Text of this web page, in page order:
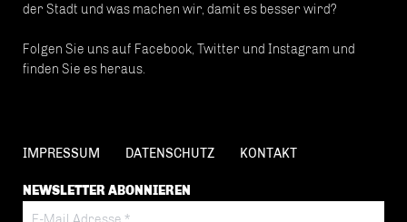
der Stadt und was machen wir, damit es besser wird?
Folgen Sie uns auf Facebook, Twitter und Instagram und
finden Sie es heraus.
IMPRESSUM DATENSCHUTZ KONTAKT
NEWSLETTER ABONNIEREN